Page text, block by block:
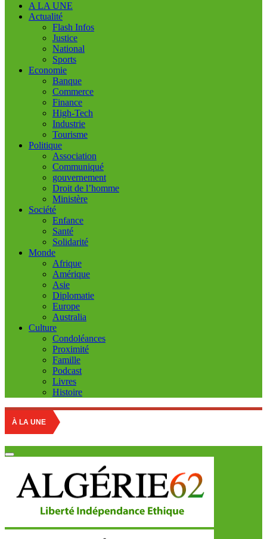
A LA UNE
Actualité
Flash Infos
Justice
National
Sports
Economie
Banque
Commerce
Finance
High-Tech
Industrie
Tourisme
Politique
Association
Communiqué
gouvernement
Droit de l’homme
Ministère
Société
Enfance
Santé
Solidarité
Monde
Afrique
Amérique
Asie
Diplomatie
Europe
Australia
Culture
Condoléances
Proximité
Famille
Podcast
Livres
Histoire
À LA UNE